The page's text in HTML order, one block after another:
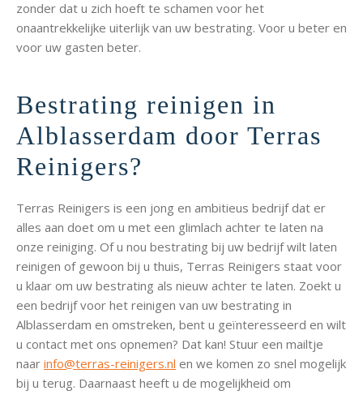
zonder dat u zich hoeft te schamen voor het
onaantrekkelijke uiterlijk van uw bestrating. Voor u beter en
voor uw gasten beter.
Bestrating reinigen in
Alblasserdam door Terras
Reinigers?
Terras Reinigers is een jong en ambitieus bedrijf dat er
alles aan doet om u met een glimlach achter te laten na
onze reiniging. Of u nou bestrating bij uw bedrijf wilt laten
reinigen of gewoon bij u thuis, Terras Reinigers staat voor
u klaar om uw bestrating als nieuw achter te laten. Zoekt u
een bedrijf voor het reinigen van uw bestrating in
Alblasserdam en omstreken, bent u geïnteresseerd en wilt
u contact met ons opnemen? Dat kan! Stuur een mailtje
naar info@terras-reinigers.nl en we komen zo snel mogelijk
bij u terug. Daarnaast heeft u de mogelijkheid om